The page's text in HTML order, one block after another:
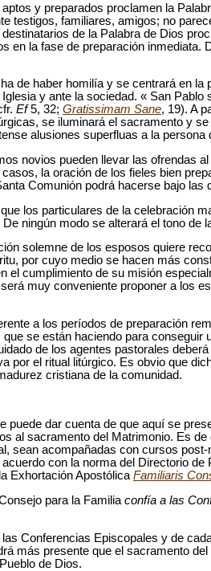
y preparados proclamen la
testigos, familiares, amigos; no
destinatarios de la Palabra de Dios
en la fase de preparación inmediata.
de haber homilía y se centrará en
Iglesia y ante la sociedad. « San
Ef5, 32; Gratissimam Sane, 19). A
se iluminará el sacramento y
alusiones superfluas a la persona
novios pueden llevar las ofrendas
la oración de los fieles bien
Comunión podrá hacerse bajo las
los particulares de la celebración
De ningún modo se alterará el tono de
solemne de los esposos quiere
por cuyo medio se hacen más
el cumplimiento de su misión
muy conveniente proponer a los
a los períodos de preparación
se están haciendo para
de los agentes pastorales
por el ritual litúrgico. Es obvio que
cristiana de la comunidad.
puede dar cuenta de que aquí se
al sacramento del Matrimonio. Es
sean acompañadas con cursos
con la norma del Directorio
Exhortación ApostólicaFamiliaris
para la Familia confía a las
las Conferencias Episcopales y de
más presente que el sacramento
de Dios.